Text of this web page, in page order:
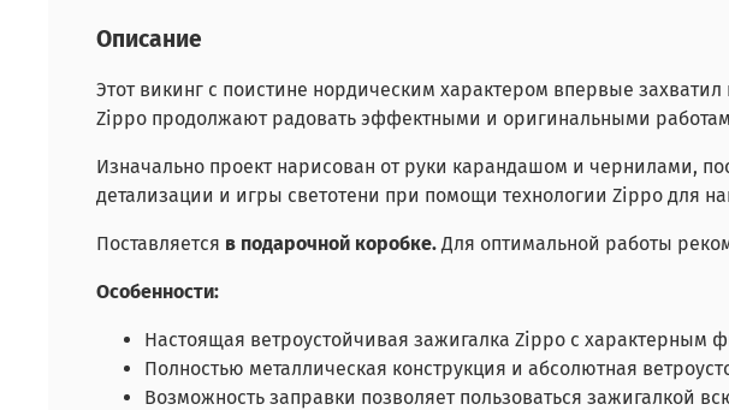
Описание
Этот викинг с поистине нордическим характером впервые
Zippo продолжают радовать эффектными и оригинальными
Изначально проект нарисован от руки карандашом и чернилами,
детализации и игры светотени при помощи технологии Zippo для
Поставляется в подарочной коробке.Для оптимальной работы
Особенности:
Настоящая ветроустойчивая зажигалка Zippo с характерным
Полностью металлическая конструкция и абсолютная
Возможность заправки позволяет пользоваться зажигалкой